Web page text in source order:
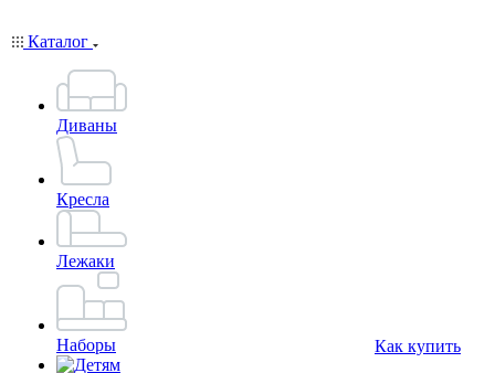
Каталог
Диваны
Кресла
Лежаки
Наборы
Как купить